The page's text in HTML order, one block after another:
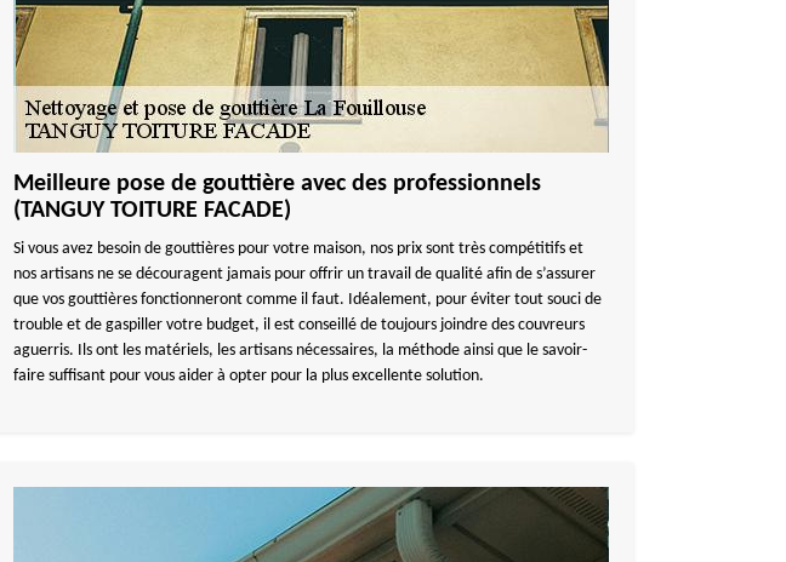
Meilleure pose de gouttière avec des professionnels
(TANGUY TOITURE FACADE)
Si vous avez besoin de gouttières pour votre maison, nos prix sont très compétitifs et
nos artisans ne se découragent jamais pour offrir un travail de qualité afin de s’assurer
que vos gouttières fonctionneront comme il faut. Idéalement, pour éviter tout souci de
trouble et de gaspiller votre budget, il est conseillé de toujours joindre des couvreurs
aguerris. Ils ont les matériels, les artisans nécessaires, la méthode ainsi que le savoir-
faire suffisant pour vous aider à opter pour la plus excellente solution.